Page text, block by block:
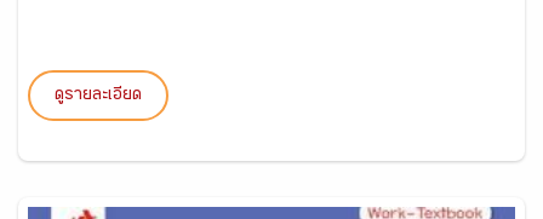
ดูรายละเอียด